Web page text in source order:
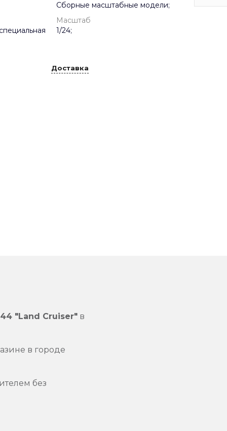
Сборные масштабные модели;
Масштаб
1/24;
Доставка
"Land Cruiser" в
в городе
без